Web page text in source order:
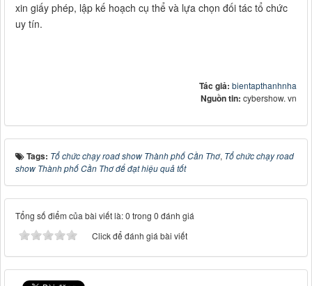
xin giấy phép, lập kế hoạch cụ thể và lựa chọn đối tác tổ chức
uy tín.
Tác giả: bientapthanhnha
Nguồn tin: cybershow. vn
Tags: Tổ chức chạy road show Thành phố Cần Thơ, Tổ chức chạy road
show Thành phố Cần Thơ để đạt hiệu quả tốt
Tổng số điểm của bài viết là: 0 trong 0 đánh giá
Click để đánh giá bài viết